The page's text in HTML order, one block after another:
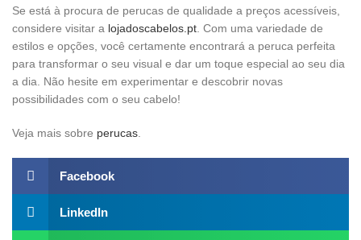
Se está à procura de perucas de qualidade a preços acessíveis,
considere visitar a lojadoscabelos.pt. Com uma variedade de
estilos e opções, você certamente encontrará a peruca perfeita
para transformar o seu visual e dar um toque especial ao seu dia
a dia. Não hesite em experimentar e descobrir novas
possibilidades com o seu cabelo!
Veja mais sobre perucas.
Facebook
LinkedIn